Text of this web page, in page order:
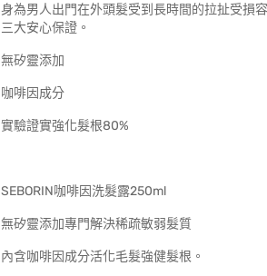
身為男人出門在外頭髮受到長時間的拉扯受損
三大安心保證。
無矽靈添加
咖啡因成分
實驗證實強化髮根80%
SEBORIN咖啡因洗髮露250ml
無矽靈添加專門解決稀疏敏弱髮質
內含咖啡因成分活化毛髮強健髮根。